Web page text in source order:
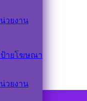
วยงาน
ป้ายโฆษณา
วยงาน